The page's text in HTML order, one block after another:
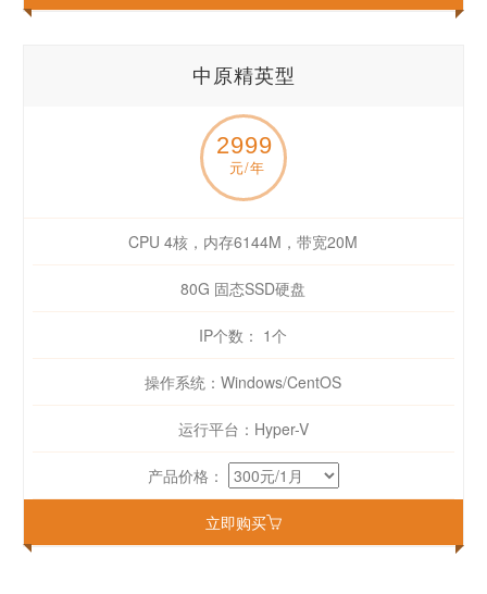
中原精英型
2999
元/年
CPU 4核，内存6144M，带宽20M
80G 固态SSD硬盘
IP个数： 1个
操作系统：Windows/CentOS
运行平台：Hyper-V
产品价格：
立即购买